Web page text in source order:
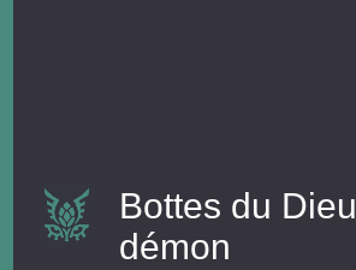
Bottes du Dieu
démon